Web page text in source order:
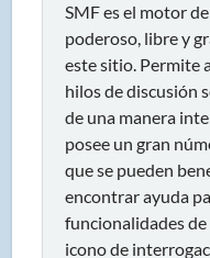
SMF es el motor
poderoso, libre y
este sitio. Permite
hilos de discusión
de una manera
posee un gran
que se pueden
encontrar ayuda
funcionalidades de
icono de